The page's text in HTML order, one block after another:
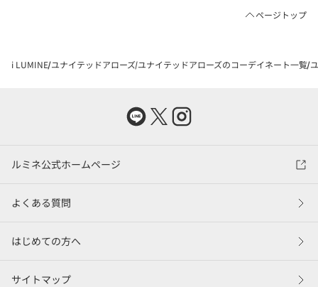
ページトップ
i LUMINE ユナイテッドアローズ ユナイテッドアローズのコーデイネート一覧
ルミネ公式ホームページ
よくある質問
はじめての方へ
サイトマップ